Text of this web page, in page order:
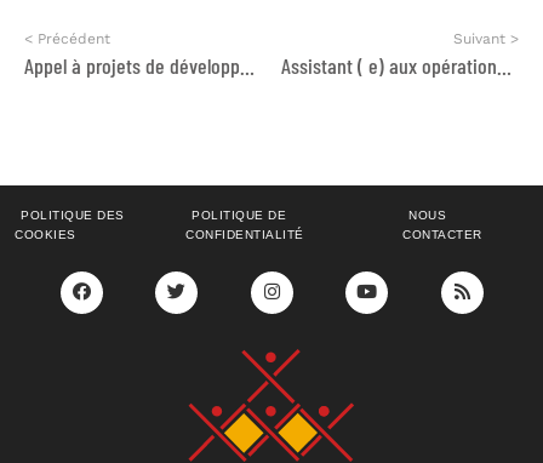
< Précédent Suivant >
POLITIQUE DES
COOKIES
POLITIQUE DE
CONFIDENTIALITÉ
NOUS
CONTACTER